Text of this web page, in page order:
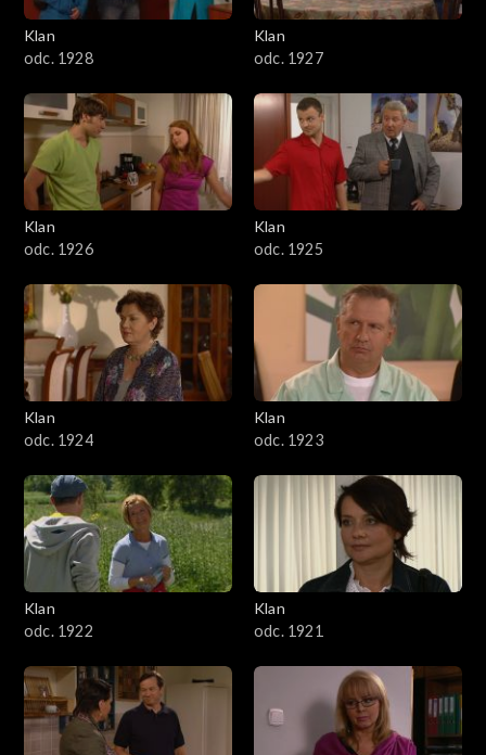
Klan
odc. 1928
Klan
odc. 1927
Klan
odc. 1926
Klan
odc. 1925
Klan
odc. 1924
Klan
odc. 1923
Klan
odc. 1922
Klan
odc. 1921